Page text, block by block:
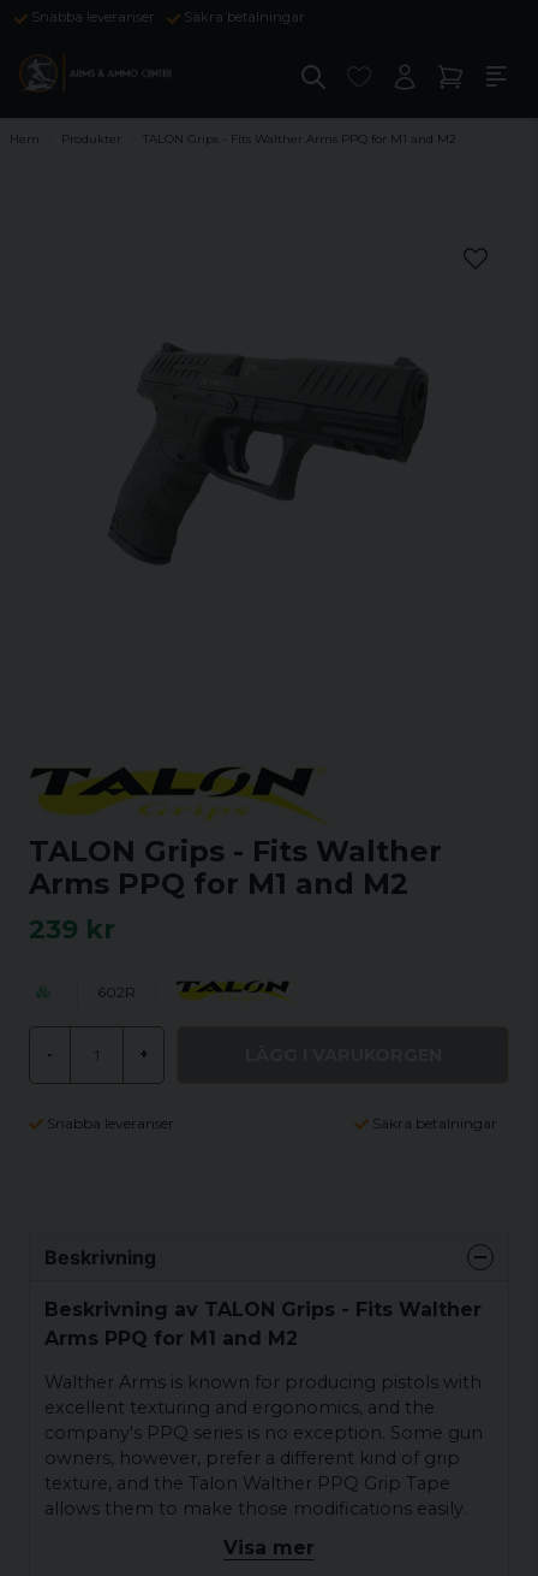
Snabba leveranser Säkra betalningar
Hem Produkter TALON Grips - Fits Walther Arms PPQ for M1 and M2
TALON Grips - Fits Walther
Arms PPQ for M1 and M2
239 kr
602R
- +
Snabba leveranser Säkra betalningar
Beskrivning
Beskrivning av TALON Grips - Fits Walther
Arms PPQ for M1 and M2
Walther Arms is known for producing pistols with
excellent texturing and ergonomics, and the
company's PPQ series is no exception. Some gun
owners, however, prefer a different kind of grip
texture, and the Talon Walther PPQ Grip Tape
allows them to make those modifications easily.
wraparound grip that covers the side panels,
Visa mer